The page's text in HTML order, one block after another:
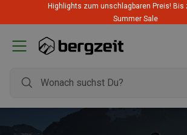
Highlights zum unschlagbaren Preis! Bis
Summer Sale